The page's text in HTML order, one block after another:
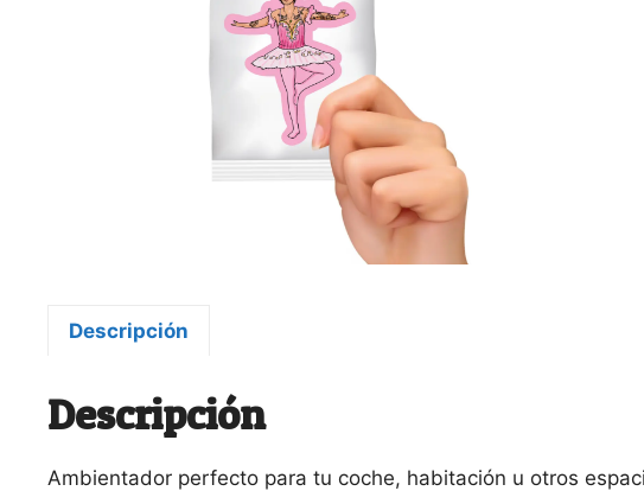
Descripción
Descripción
Ambientador perfecto para tu coche, habitación u otros